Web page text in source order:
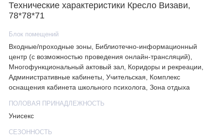
Технические характеристики Кресло Визави,
78*78*71
Блок помещений
Входные/проходные зоны, Библиотечно-информационный
центр (с возможностью проведения онлайн-трансляций),
Многофункциональный актовый зал, Коридоры и рекреации,
Административные кабинеты, Учительская, Комплекс
оснащения кабинета школьного психолога, Зона отдыха
ПОЛОВАЯ ПРИНАДЛЕЖНОСТЬ
Унисекс
СЕЗОННОСТЬ